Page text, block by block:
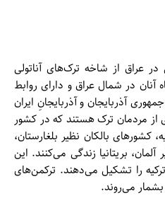
عراق از شاخه ترک‌‌های آناتولی
در شمال عراق و دارای روابط
آذربایجان و آذربایجانِ ایران
از مردمان ترک هستند که در کشور
کشور‌های بالکان نظیر بلغارستان،
بریتانیا زندگی می‌کنند. این
جمعیت ترکیه را تشکیل می‌دهند. ترکمن‌‌های
بشمار می‌روند.